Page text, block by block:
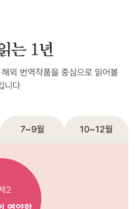
는 1년
외 번역작품을 중심으로 읽어볼
니다
7~9월 10~12월
2
까
물만으로 살 수 있게 되기를
다